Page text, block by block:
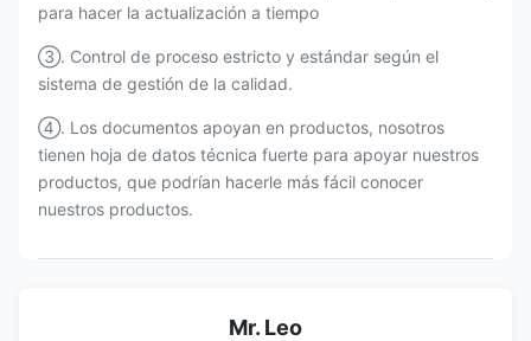
para hacer la actualización a tiempo
③. Control de proceso estricto y estándar según el
sistema de gestión de la calidad.
④. Los documentos apoyan en productos, nosotros
tienen hoja de datos técnica fuerte para apoyar nuestros
productos, que podrían hacerle más fácil conocer
nuestros productos.
Mr. Leo